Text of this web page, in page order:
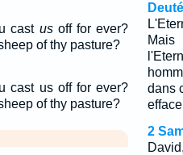
cast usoff for ever?
of thy pasture?
cast us off for ever?
of thy pasture?
dans
2